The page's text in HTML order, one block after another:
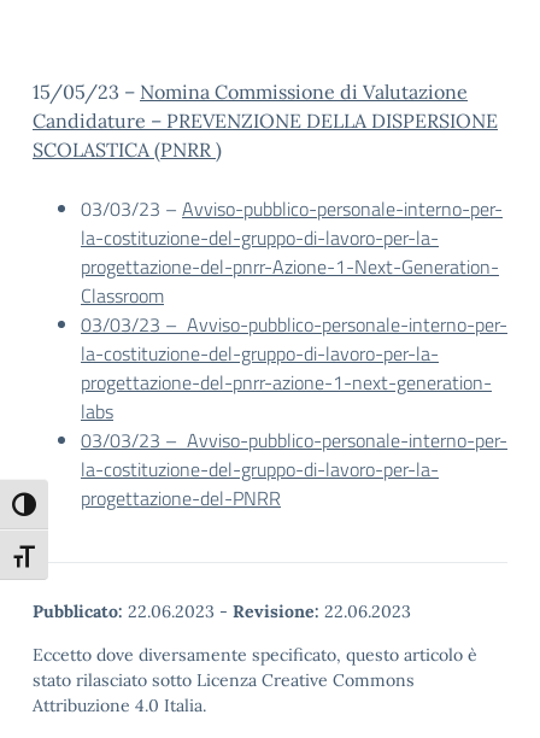
Attiva/disattiva alto contrasto
Attiva/disattiva dimensione testo
15/05/23 – Nomina Commissione di Valutazione
Candidature – PREVENZIONE DELLA DISPERSIONE
SCOLASTICA (PNRR )
03/03/23 – Avviso-pubblico-personale-interno-per-
la-costituzione-del-gruppo-di-lavoro-per-la-
progettazione-del-pnrr-Azione-1-Next-Generation-
Classroom
03/03/23 – Avviso-pubblico-personale-interno-per-
la-costituzione-del-gruppo-di-lavoro-per-la-
progettazione-del-pnrr-azione-1-next-generation-
labs
03/03/23 – Avviso-pubblico-personale-interno-per-
la-costituzione-del-gruppo-di-lavoro-per-la-
progettazione-del-PNRR
Pubblicato: 22.06.2023 - Revisione: 22.06.2023
Eccetto dove diversamente specificato, questo articolo è
stato rilasciato sotto Licenza Creative Commons
Attribuzione 4.0 Italia.